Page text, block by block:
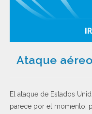
Ataque
El ataque de Estados
parece por el momento,